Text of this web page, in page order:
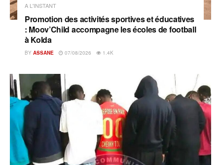
A L'INSTANT
Promotion des activités sportives et éducatives
: Moov’Child accompagne les écoles de football
à Kolda
BY ASSANE 07/08/2026 1.4K